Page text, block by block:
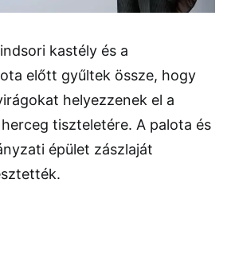
kastély és a
előtt gyűltek össze, hogy
helyezzenek el a
tiszteletére. A palota és
épület zászlaját